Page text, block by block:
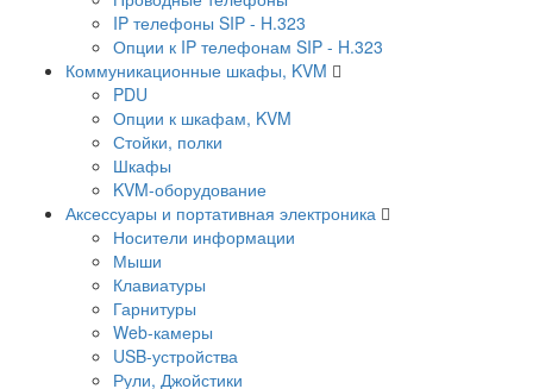
IP телефоны SIP - H.323
Опции к IP телефонам SIP - H.323
Коммуникационные шкафы, KVM
PDU
Опции к шкафам, KVM
Стойки, полки
Шкафы
KVM-оборудование
Аксессуары и портативная электроника
Носители информации
Мыши
Клавиатуры
Гарнитуры
Web-камеры
USB-устройства
Рули, Джойстики